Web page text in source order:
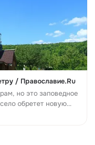
/ Православие.Ru
но это заповедное
обретет новую
не только для